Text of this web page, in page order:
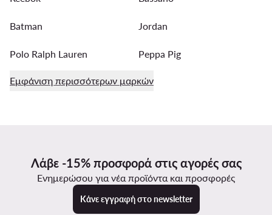
Batman Jordan
Polo Ralph Lauren Peppa Pig
Εμφάνιση περισσότερων μαρκών
Λάβε -15% προσφορά στις αγορές σας
Ενημερώσου για νέα προϊόντα και προσφορές
Κάνε εγγραφή στο newsletter